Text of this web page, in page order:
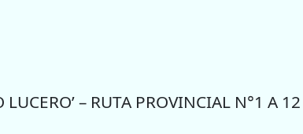
– RUTA PROVINCIAL N°1 A 12